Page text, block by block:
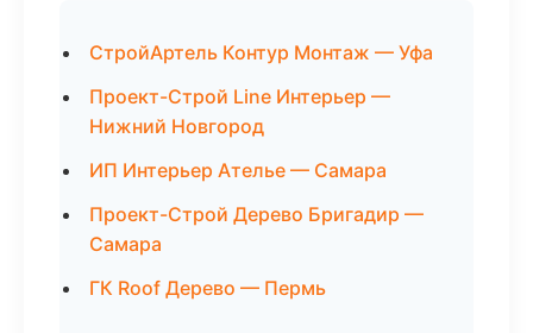
СтройАртель Контур Монтаж — Уфа
Проект-Строй Line Интерьер —
Нижний Новгород
ИП Интерьер Ателье — Самара
Проект-Строй Дерево Бригадир —
Самара
ГК Roof Дерево — Пермь